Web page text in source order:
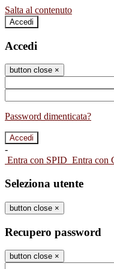
Salta al contenuto
Accedi
Accedi
button close ×
Password dimenticata?
-
Entra con SPID Entra con
Seleziona utente
button close ×
Recupero password
button close ×